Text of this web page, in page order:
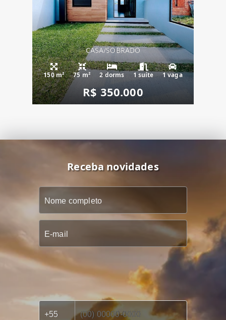
CASA/SOBRADO
150 m² 75 m² 2 dorms 1 suíte 1 vaga
R$ 350.000
Receba novidades